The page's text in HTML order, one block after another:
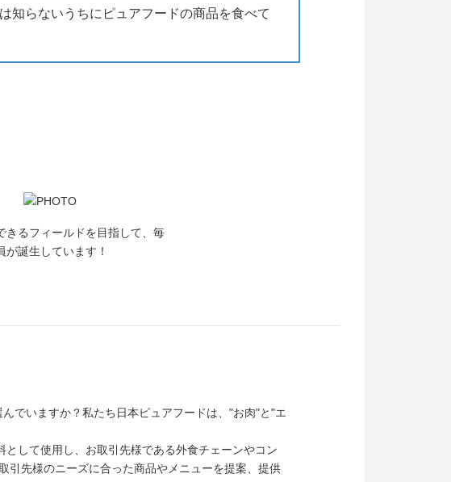
知らないうちにピュアフードの商品を食べて
きるフィールドを目指して、毎
が誕生しています！
でいますか？私たち日本ピュアフードは、"お肉"と"エ
して使用し、お取引先様である外食チェーンやコン
引先様のニーズに合った商品やメニューを提案、提供